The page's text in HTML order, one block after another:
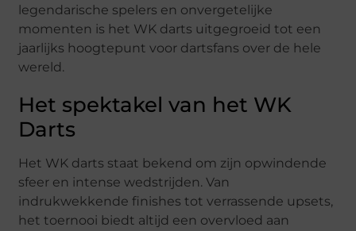
legendarische spelers en onvergetelijke
momenten is het WK darts uitgegroeid tot een
jaarlijks hoogtepunt voor dartsfans over de hele
wereld.
Het spektakel van het WK
Darts
Het WK darts staat bekend om zijn opwindende
sfeer en intense wedstrijden. Van
indrukwekkende finishes tot verrassende upsets,
het toernooi biedt altijd een overvloed aan